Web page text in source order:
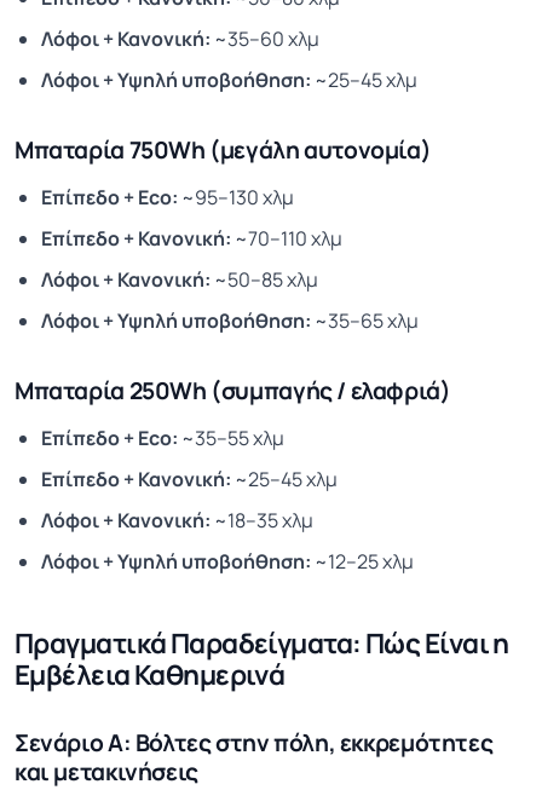
Λόφοι + Κανονική: ~35–60 χλμ
Λόφοι + Υψηλή υποβοήθηση: ~25–45 χλμ
Μπαταρία 750Wh (μεγάλη αυτονομία)
Επίπεδο + Eco: ~95–130 χλμ
Επίπεδο + Κανονική: ~70–110 χλμ
Λόφοι + Κανονική: ~50–85 χλμ
Λόφοι + Υψηλή υποβοήθηση: ~35–65 χλμ
Μπαταρία 250Wh (συμπαγής / ελαφριά)
Επίπεδο + Eco: ~35–55 χλμ
Επίπεδο + Κανονική: ~25–45 χλμ
Λόφοι + Κανονική: ~18–35 χλμ
Λόφοι + Υψηλή υποβοήθηση: ~12–25 χλμ
Πραγματικά Παραδείγματα: Πώς Είναι η
Εμβέλεια Καθημερινά
Σενάριο Α: Βόλτες στην πόλη, εκκρεμότητες
και μετακινήσεις